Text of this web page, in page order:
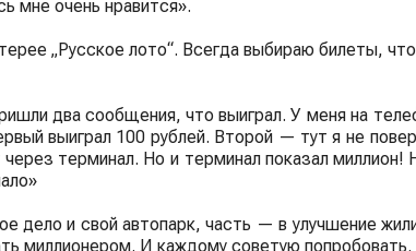
мне очень нравится».
„Русское лото“. Всегда выбираю билеты,
два сообщения, что выиграл. У меня на
выиграл 100 рублей. Второй — тут я не
через терминал. Но и терминал показал
дело и свой автопарк, часть — в улучшение
миллионером. И каждому советую попробовать.